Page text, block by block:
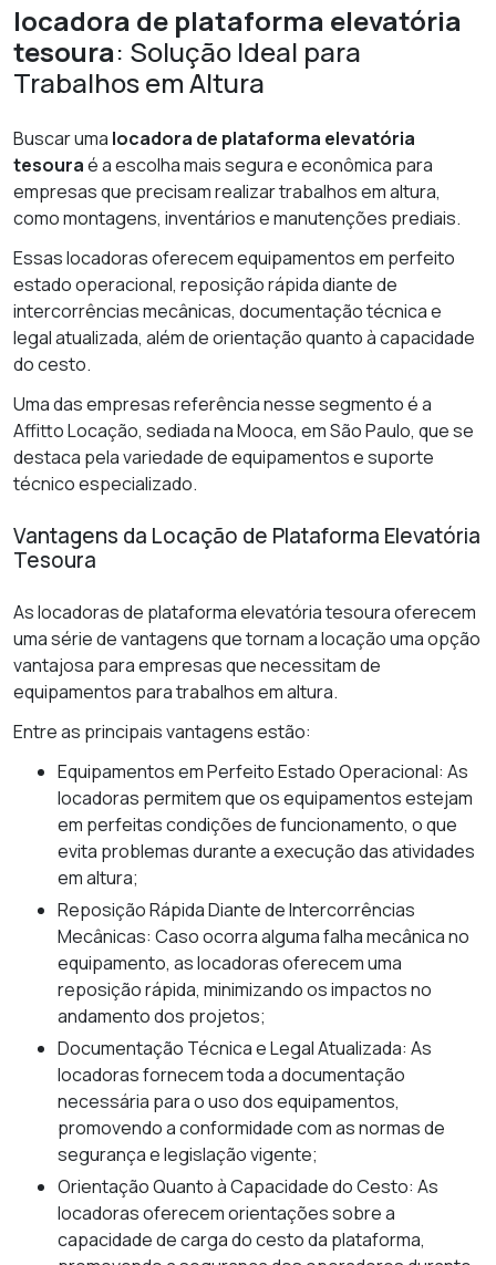
locadora de plataforma elevatória
tesoura: Solução Ideal para
Trabalhos em Altura
Buscar uma locadora de plataforma elevatória
tesouraé a escolha mais segura e econômica para
empresas que precisam realizar trabalhos em altura,
como montagens, inventários e manutenções prediais.
Essas locadoras oferecem equipamentos em perfeito
estado operacional, reposição rápida diante de
intercorrências mecânicas, documentação técnica e
legal atualizada, além de orientação quanto à capacidade
do cesto.
Uma das empresas referência nesse segmento é a
Affitto Locação, sediada na Mooca, em São Paulo, que se
destaca pela variedade de equipamentos e suporte
técnico especializado.
Vantagens da Locação de Plataforma Elevatória
Tesoura
As locadoras de plataforma elevatória tesoura oferecem
uma série de vantagens que tornam a locação uma opção
vantajosa para empresas que necessitam de
equipamentos para trabalhos em altura.
Entre as principais vantagens estão:
Equipamentos em Perfeito Estado Operacional: As
locadoras permitem que os equipamentos estejam
em perfeitas condições de funcionamento, o que
evita problemas durante a execução das atividades
em altura;
Reposição Rápida Diante de Intercorrências
Mecânicas: Caso ocorra alguma falha mecânica no
equipamento, as locadoras oferecem uma
reposição rápida, minimizando os impactos no
andamento dos projetos;
Documentação Técnica e Legal Atualizada: As
locadoras fornecem toda a documentação
necessária para o uso dos equipamentos,
promovendo a conformidade com as normas de
segurança e legislação vigente;
Orientação Quanto à Capacidade do Cesto: As
locadoras oferecem orientações sobre a
capacidade de carga do cesto da plataforma,